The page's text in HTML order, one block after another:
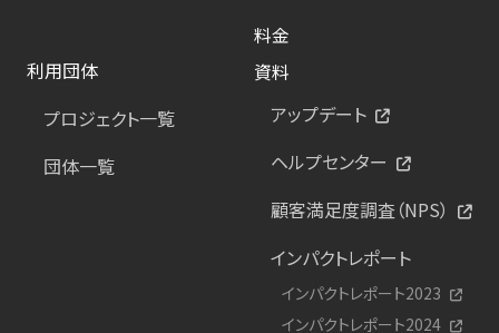
料金
利用団体
プロジェクト一覧
団体一覧
資料
アップデート
ヘルプセンター
顧客満足度調査（NPS）
インパクトレポート
インパクトレポート2023
インパクトレポート2024